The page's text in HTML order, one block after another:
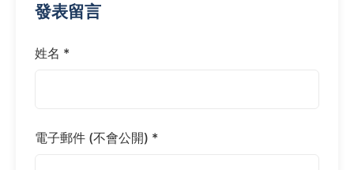
發表留言
姓名 *
電子郵件 (不會公開) *